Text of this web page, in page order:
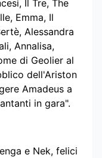
Il Tre, The
Emma, Il
Alessandra
Annalisa,
di Geolier al
dell'Ariston
Amadeus a
in gara".
e Nek, felici